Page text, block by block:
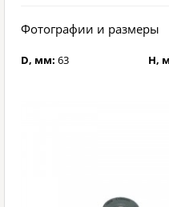
Фотографии и размеры
D, мм: 63 H,